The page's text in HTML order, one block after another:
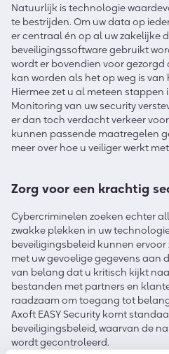
Natuurlijk is technologie
te bestrijden. Om uw data op
er centraal én op al uw zakelijke
beveiligingssoftware gebruikt
wordt er bovendien voor
kan worden als het op weg is
Hiermee zet u al meteen stappen
Monitoring van uw security
er dan toch verdacht verkeer
kunnen passende maatregelen
meer over hoe u veiliger werkt
Zorg voor een krachtig
Cybercriminelen zoeken echter
zwakke plekken in uw
beveiligingsbeleid kunnen
met uw gevoelige gegevens aan
van belang dat u kritisch kijkt
bestanden met partners en
raadzaam om toegang tot
Axoft EASY Security komt
beveiligingsbeleid, waarvan de
wordt gecontroleerd.